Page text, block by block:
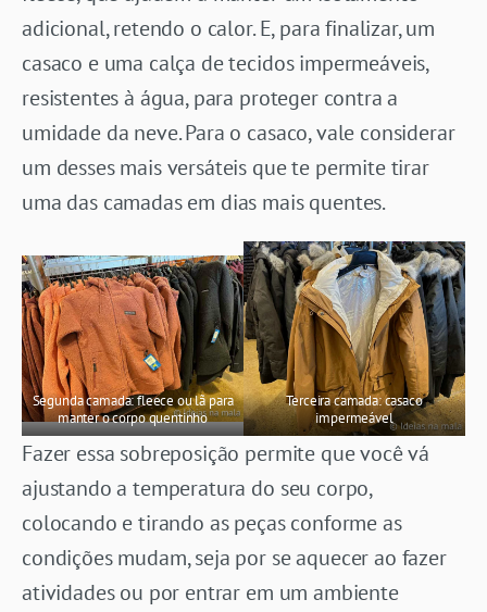
adicional, retendo o calor. E, para finalizar, um
casaco e uma calça de tecidos impermeáveis,
resistentes à água, para proteger contra a
umidade da neve. Para o casaco, vale considerar
um desses mais versáteis que te permite tirar
uma das camadas em dias mais quentes.
Segunda camada: fleece ou lã para
manter o corpo quentinho
Terceira camada: casaco
impermeável
Fazer essa sobreposição permite que você vá
ajustando a temperatura do seu corpo,
colocando e tirando as peças conforme as
condições mudam, seja por se aquecer ao fazer
atividades ou por entrar em um ambiente